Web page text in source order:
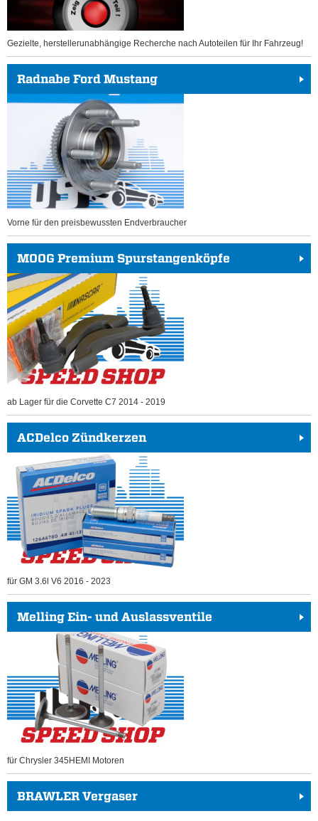
Gezielte, herstellerunabhängige Recherche nach Autoteilen für Ihr Fahrzeug!
Radnabe Ford Mustang
Vorne für den preisbewussten Endverbraucher
MOOG Premium Spurstangenköpfe
ab Lager für die Corvette C7 2014 - 2019
ACDelco Zündkerzen
für GM 3.6l V6 2016 - 2023
Melling Ein- und Auslassventile
für Chrysler 345HEMI Motoren
BRAWLER Vergaser